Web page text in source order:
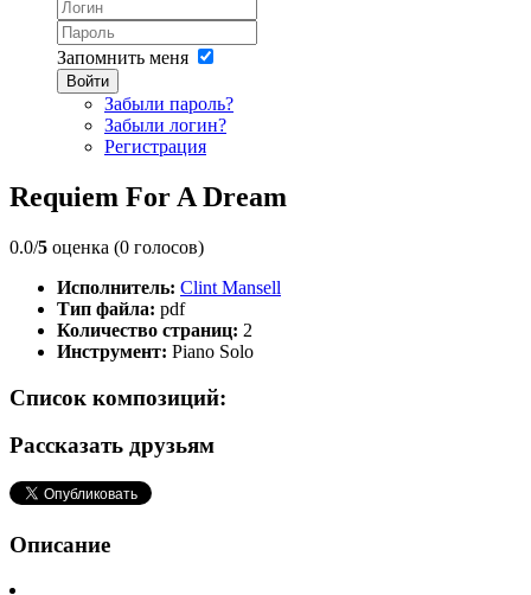
Запомнить меня
Войти
Забыли пароль?
Забыли логин?
Регистрация
Requiem For A Dream
0.0/5 оценка (0 голосов)
Исполнитель: Clint Mansell
Тип файла: pdf
Количество страниц: 2
Инструмент: Piano Solo
Список композиций:
Рассказать друзьям
Описание